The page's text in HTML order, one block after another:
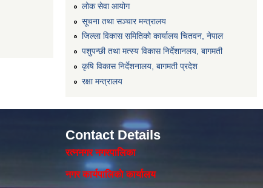
लोक सेवा आयोग
सूचना तथा सञ्चार मन्त्रालय
जिल्ला विकास समितिको कार्यालय चितवन, नेपाल
पशुपन्छी तथा मत्स्य विकास निर्देशानलय, बागमती
कृषि विकास निर्देशनालय, बागमती प्रदेश
रक्षा मन्त्रालय
Contact Details
रत्ननगर नगरपालिका
नगर कार्यपालिकाे कार्यालय‍